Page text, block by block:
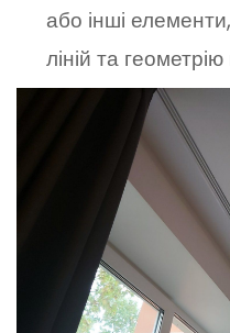
або інші
ліній та